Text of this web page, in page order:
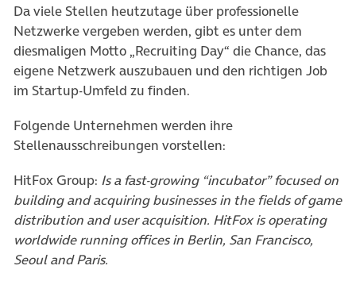
Da viele Stellen heutzutage über professionelle
Netzwerke vergeben werden, gibt es unter dem
diesmaligen Motto „Recruiting Day“ die Chance, das
eigene Netzwerk auszubauen und den richtigen Job
im Startup-Umfeld zu finden.
Folgende Unternehmen werden ihre
Stellenausschreibungen vorstellen:
HitFox Group: Is a fast-growing “incubator” focused on
building and acquiring businesses in the fields of game
distribution and user acquisition. HitFox is operating
worldwide running offices in Berlin, San Francisco,
Seoul and Paris.